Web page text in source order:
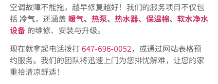
空调故障不能拖，越早修复越好！ 我们的服务项目不仅包
括冷气，还涵盖 暖气、 热泵、 热水器、 保温棉、 软水净水
设备 的维修、安装与升级。
现在就拿起电话拨打 647-696-0052，或通过网站表格预
约服务。我们的团队将迅速上门为您排忧解难，让您的家
重拾清凉舒适！